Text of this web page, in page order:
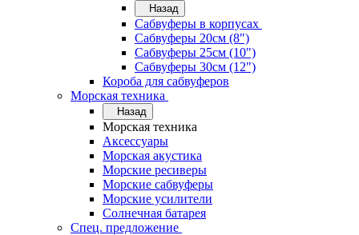
Назад
Сабвуферы в корпусах
Сабвуферы 20см (8")
Сабвуферы 25см (10")
Сабвуферы 30см (12")
Короба для сабвуферов
Морская техника
Назад
Морская техника
Аксессуары
Морская акустика
Морские ресиверы
Морские сабвуферы
Морские усилители
Солнечная батарея
Спец. предложение